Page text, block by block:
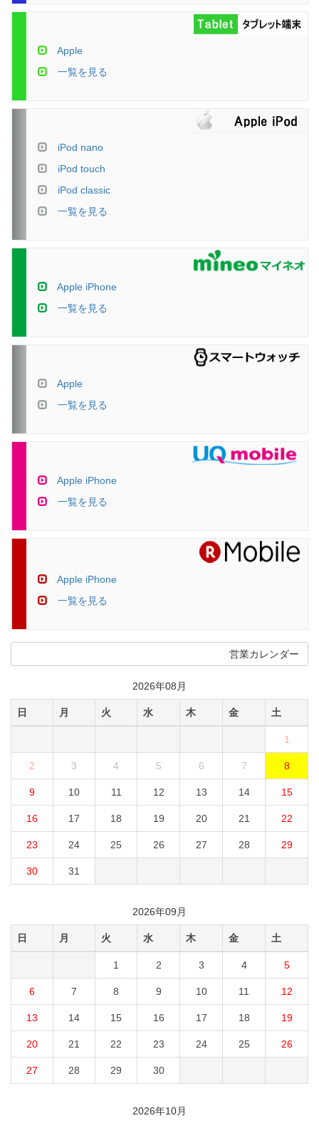
Apple
一覧を見る
iPod nano
iPod touch
iPod classic
一覧を見る
Apple iPhone
一覧を見る
Apple
一覧を見る
Apple iPhone
一覧を見る
Apple iPhone
一覧を見る
営業カレンダー
2026年08月
日 月 火 水 木 金 土
1
2 3 4 5 6 7 8
9 10 11 12 13 14 15
16 17 18 19 20 21 22
23 24 25 26 27 28 29
30 31
2026年09月
日 月 火 水 木 金 土
1 2 3 4 5
6 7 8 9 10 11 12
13 14 15 16 17 18 19
20 21 22 23 24 25 26
27 28 29 30
2026年10月